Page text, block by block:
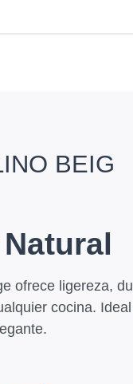
BEIG
ofrece ligereza,
cocina.